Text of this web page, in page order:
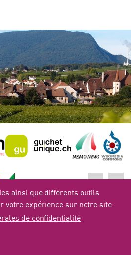
Milvignes | Réalisé par le Service
|
ainsi que différents outils
votre expérience sur notre site.
de confidentialité